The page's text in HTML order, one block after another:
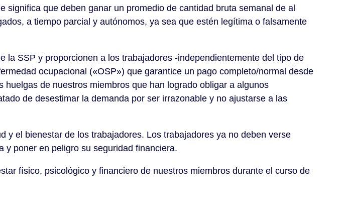
que deben ganar un promedio de cantidad bruta semanal de al
a tiempo parcial y autónomos, ya sea que estén legítima o falsamente
SSP y proporcionen a los trabajadores -independientemente del tipo de
ocupacional («OSP») que garantice un pago completo/normal desde
de nuestros miembros que han logrado obligar a algunos
de desestimar la demanda por ser irrazonable y no ajustarse a las
y el bienestar de los trabajadores. Los trabajadores ya no deben verse
y poner en peligro su seguridad financiera.
físico, psicológico y financiero de nuestros miembros durante el curso de